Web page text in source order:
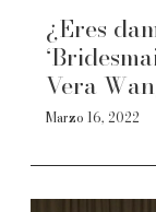
¿Eres
Vera
Marzo 16, 2022